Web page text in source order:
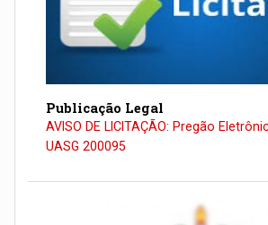
Publicação Legal
AVISO DE LICITAÇÃO: Pregão
UASG 200095